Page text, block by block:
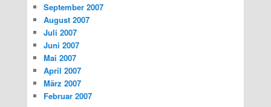
September 2007
August 2007
Juli 2007
Juni 2007
Mai 2007
April 2007
März 2007
Februar 2007